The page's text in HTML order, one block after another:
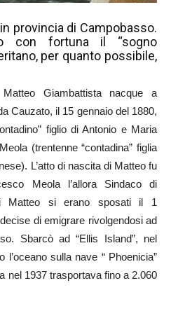
provincia di Campobasso.
con fortuna il “sogno
per quanto possibile,
Giambattista nacque a
Cauzato, il 15 gennaio del 1880,
figlio di Antonio e Maria
(trentenne “contadina” figlia
L’atto di nascita di Matteo fu
Meola l’allora Sindaco di
Matteo si erano sposati il 1
di emigrare rivolgendosi ad
Sbarcò ad “Ellis Island”, nel
sulla nave “ Phoenicia”
nel 1937 trasportava fino a 2.060